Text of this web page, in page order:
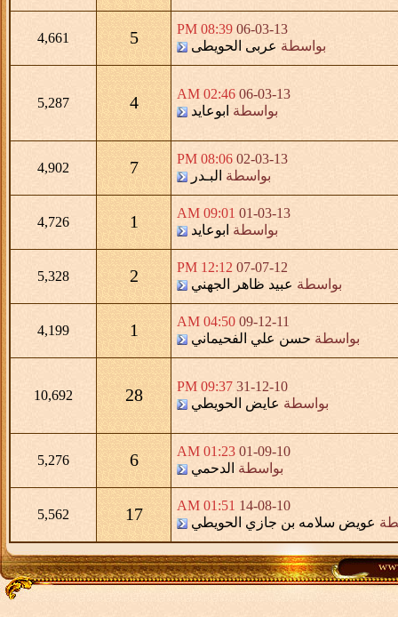
06-03-13
08:39 PM
بواسطة عربى الحويطى 5
4,661
06-03-13
02:46 AM
بواسطة ابوعايد 4
5,287
02-03-13
08:06 PM
بواسطة البـدر 7
4,902
01-03-13
09:01 AM
بواسطة ابوعايد 1
4,726
07-07-12
12:12 PM
بواسطة عبيد ظاهر الجهني 2
5,328
09-12-11
04:50 AM
بواسطة حسن علي الفحيماني 1
4,199
31-12-10
09:37 PM
بواسطة عايض الحويطي 28
10,692
01-09-10
01:23 AM
بواسطة الدحمي 6
5,276
14-08-10
01:51 AM
عويض سلامه بن جازي الحويطي 17
5,562